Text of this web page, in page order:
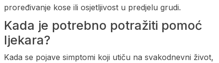
proređivanje kose ili osjetljivost u predjelu grudi.
Kada je potrebno potražiti pomoć
ljekara?
Kada se pojave simptomi koji utiču na svakodnevni život,